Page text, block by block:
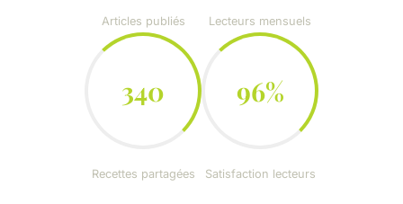
Articles publiés Lecteurs mensuels
340
Recettes partagées
96%
Satisfaction lecteurs